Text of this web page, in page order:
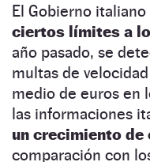
El Gobierno
ciertos límites a
año pasado, se
multas de
medio de euros en
las informaciones
un crecimiento de
comparación con